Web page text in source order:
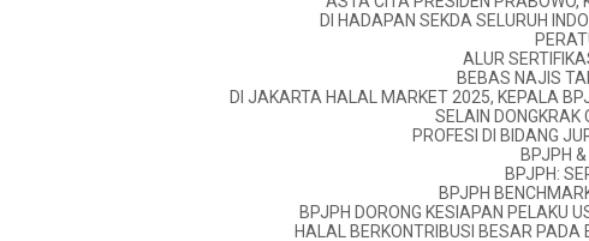
DI HADAPAN SEKDA SELURUH
ALUR
BEBAS NAJIS
DI JAKARTA HALAL MARKET 2025, KEPALA
SELAIN DONGKRAK
PROFESI DI BIDANG
BPJPH
BPJPH:
BPJPH
BPJPH DORONG KESIAPAN PELAKU
HALAL BERKONTRIBUSI BESAR PADA